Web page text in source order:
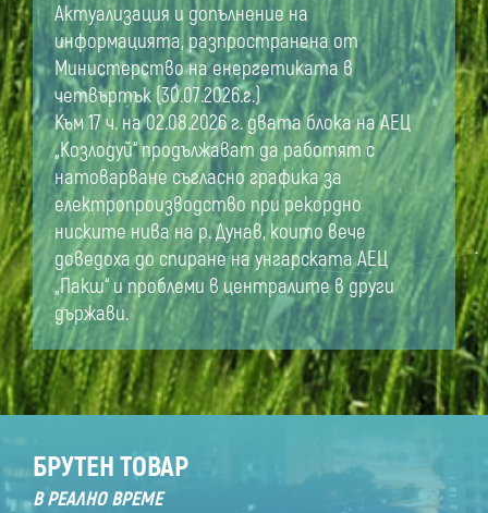
Актуализация и допълнение на
информацията, разпространена от
Министерство на енергетиката в
четвъртък (30.07.2026.г.)
Към 17 ч. на 02.08.2026 г. двата блока на АЕЦ
„Козлодуй“ продължават да работят с
натоварване съгласно графика за
електропроизводство при рекордно
ниските нива на р. Дунав, които вече
доведоха до спиране на унгарската АЕЦ
„Пакш“ и проблеми в централите в други
държави.
БРУТЕН ТОВАР
В РЕАЛНО ВРЕМЕ